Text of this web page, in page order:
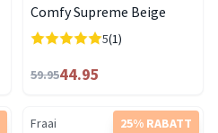
Comfy Supreme Beige
5(1)
59.9544.95
25% RABATT
Fraai